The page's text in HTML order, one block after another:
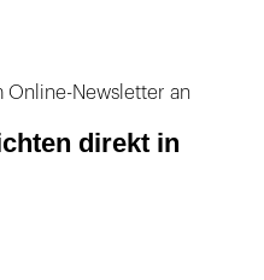
Online-Newsletter an
direkt in